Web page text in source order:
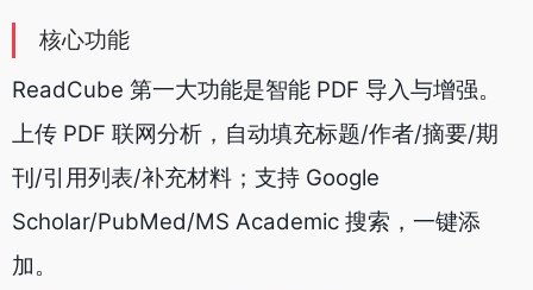
核心功能
ReadCube 第一大功能是智能 PDF 导入与增强。
上传 PDF 联网分析，自动填充标题/作者/摘要/期
刊/引用列表/补充材料；支持 Google
Scholar/PubMed/MS Academic 搜索，一键添
加。